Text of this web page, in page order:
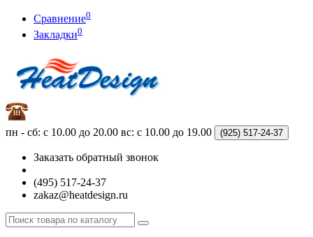
Сравнение0
Закладки0
пн - сб: с 10.00 до 20.00 вс: с 10.00 до 19.00 (925) 517-24-37
Заказать обратный звонок
(495) 517-24-37
zakaz@heatdesign.ru